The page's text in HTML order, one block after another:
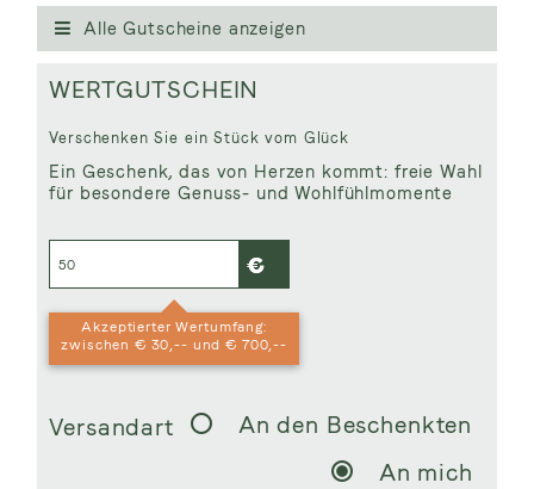
Alle Gutscheine anzeigen
WERTGUTSCHEIN
Verschenken Sie ein Stück vom Glück
Ein Geschenk, das von Herzen kommt: freie Wahl
für besondere Genuss- und Wohlfühlmomente
Akzeptierter Wertumfang:
zwischen € 30,-- und € 700,--
Versandart
An den Beschenkten
An mich